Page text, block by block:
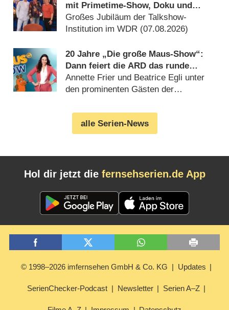
mit Primetime-Show, Doku und
Rückblicken
Großes Jubiläum der Talkshow-
Institution im WDR (07.08.2026)
20 Jahre „Die große Maus-Show“:
Dann feiert die ARD das runde
Jubiläum
Annette Frier und Beatrice Egli unter
den prominenten Gästen der
alle Serien-News
Hol dir jetzt die fernsehserien.de App
© 1998–2026 imfernsehen GmbH & Co. KG Updates
SerienChecker-Podcast Newsletter Serien A–Z